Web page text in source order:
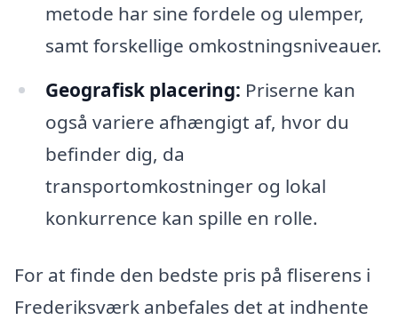
metode har sine fordele og ulemper,
samt forskellige omkostningsniveauer.
Geografisk placering: Priserne kan
også variere afhængigt af, hvor du
befinder dig, da
transportomkostninger og lokal
konkurrence kan spille en rolle.
For at finde den bedste pris på fliserens i
Frederiksværk anbefales det at indhente